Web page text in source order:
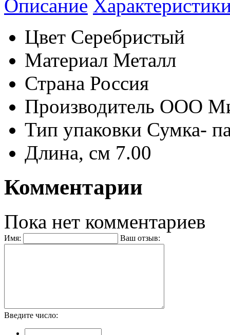
Описание
Цвет Серебристый
Материал Металл
Страна Россия
Производитель ООО
Тип упаковки Сумка-
Длина, см 7.00
Комментарии
Пока нет комментариев
Имя: Ваш отзыв:
Введите число: